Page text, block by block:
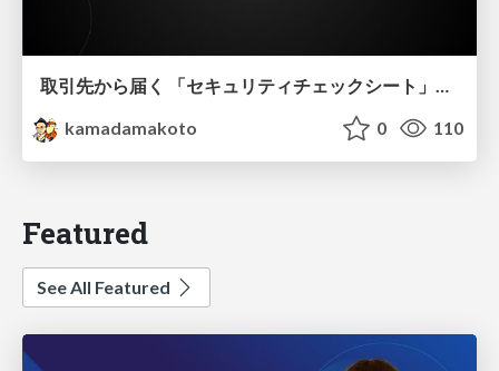
取引先から届く 「セキュリティチェックシート」の読み解き方
kamadamakoto
0 110
Featured
See All Featured